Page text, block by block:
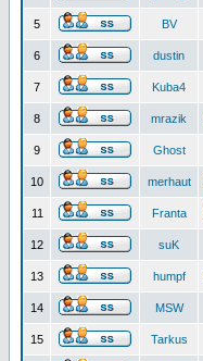
5 BV
6 dustin
7 Kuba4
8 mrazik
9 Ghost
10 merhaut
11 Franta
12 suK
13 humpf
14 MSW
15 Tarkus